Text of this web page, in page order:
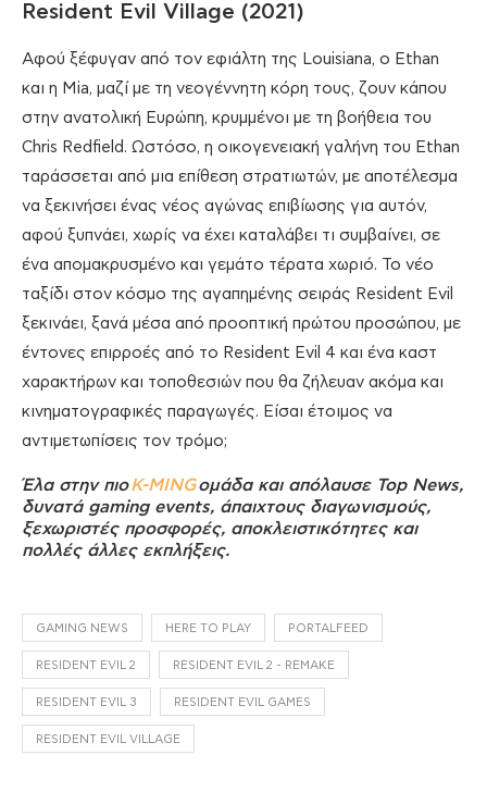
Resident Evil Village (2021)
Αφού ξέφυγαν από τον εφιάλτη της Louisiana, ο Ethan
και η Mia, μαζί με τη νεογέννητη κόρη τους, ζουν κάπου
στην ανατολική Ευρώπη, κρυμμένοι με τη βοήθεια του
Chris Redfield. Ωστόσο, η οικογενειακή γαλήνη του Ethan
ταράσσεται από μια επίθεση στρατιωτών, με αποτέλεσμα
να ξεκινήσει ένας νέος αγώνας επιβίωσης για αυτόν,
αφού ξυπνάει, χωρίς να έχει καταλάβει τι συμβαίνει, σε
ένα απομακρυσμένο και γεμάτο τέρατα χωριό. Το νέο
ταξίδι στον κόσμο της αγαπημένης σειράς Resident Evil
ξεκινάει, ξανά μέσα από προοπτική πρώτου προσώπου, με
έντονες επιρροές από το Resident Evil 4 και ένα καστ
χαρακτήρων και τοποθεσιών που θα ζήλευαν ακόμα και
κινηματογραφικές παραγωγές. Είσαι έτοιμος να
αντιμετωπίσεις τον τρόμο;
Έλα στην πιοK-MINGομάδα και απόλαυσε Top News,
δυνατά gaming events, άπαιχτους διαγωνισμούς,
ξεχωριστές προσφορές, αποκλειστικότητες και
πολλές άλλες εκπλήξεις.
GAMING NEWS HERE TO PLAY PORTALFEED
RESIDENT EVIL 2 RESIDENT EVIL 2 - REMAKE
RESIDENT EVIL 3 RESIDENT EVIL GAMES
RESIDENT EVIL VILLAGE